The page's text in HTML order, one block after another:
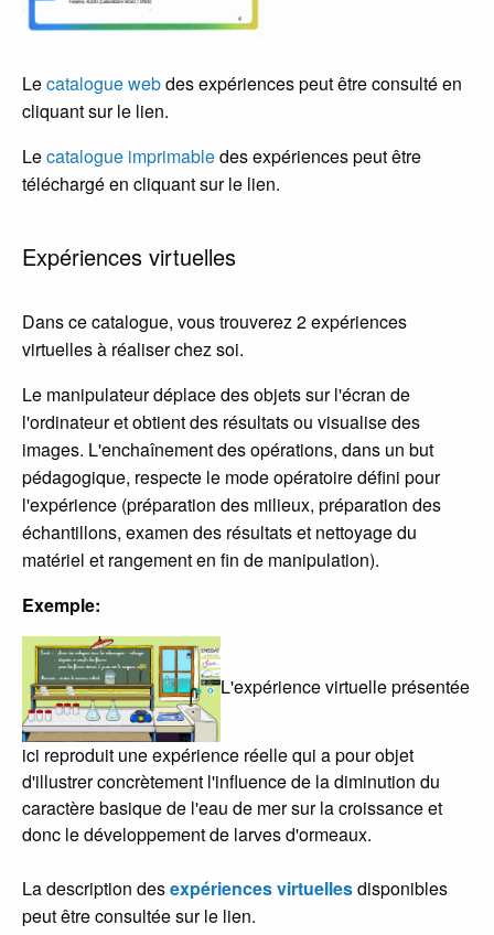
Lecatalogue webdes expériences peut être consulté en
cliquant sur le lien.
Lecatalogue imprimabledes expériences peut être
téléchargé en cliquant sur le lien.
Expériences virtuelles
Dans ce catalogue, vous trouverez 2 expériences
virtuelles à réaliser chez soi.
Le manipulateur déplace des objets sur l'écran de
l'ordinateur et obtient des résultats ou visualise des
images. L'enchaînement des opérations, dans un but
pédagogique, respecte le mode opératoire défini pour
l'expérience (préparation des milieux, préparation des
échantillons, examen des résultats et nettoyage du
matériel et rangement en fin de manipulation).
Exemple:
L'expérience virtuelle présentée
ici reproduit une expérience réelle qui a pour objet
d'illustrer concrètement l'influence de la diminution du
caractère basique de l'eau de mer sur la croissance et
donc le développement de larves d'ormeaux.
La description desexpériences virtuellesdisponibles
peut être consultée sur le lien.